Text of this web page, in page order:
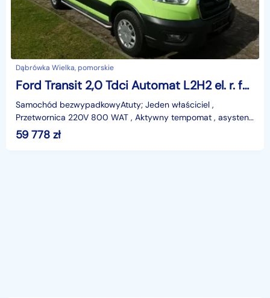
Dąbrówka Wielka, pomorskie
Ford Transit 2,0 Tdci Automat L2H2 el. r. fotela , Navi , SYNC3 , przetwornica 22
Samochód bezwypadkowyAtuty; Jeden właściciel ,
Przetwornica 220V 800 WAT , Aktywny tempomat , asystent
pasa ruchu , SYNC 3LED , wersja L2H2 , Elektrycznie regul
59 778 zł